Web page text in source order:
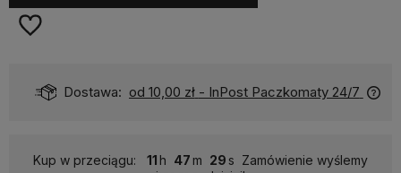
Dostawa: od 10,00 zł - InPost Paczkomaty 24/7
Kup w przeciągu: 11 47 29
Zamówienie wyślemy